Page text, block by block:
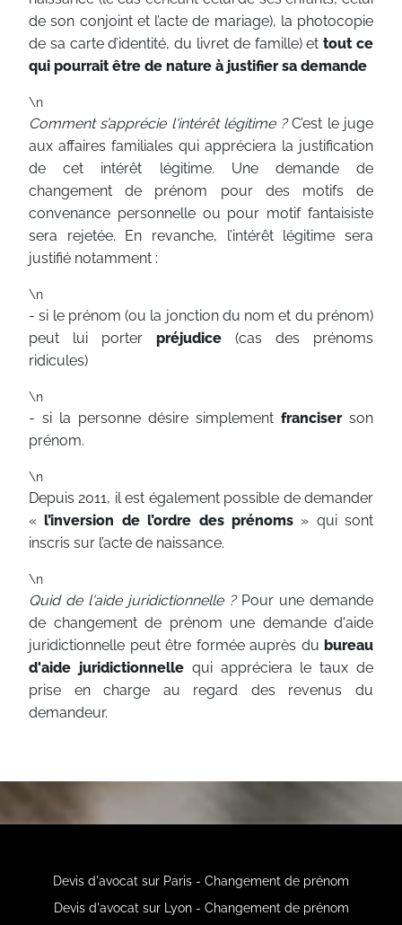
de son conjoint et l’acte de mariage), la photocopie
de sa carte d’identité, du livret de famille) ettout ce
qui pourrait être de nature à justifier sa demande
\n
Comment s’apprécie l'intérêt légitime ?C’est le juge
aux affaires familiales qui appréciera la justification
de cet intérêt légitime. Une demande de
changement de prénom pour des motifs de
convenance personnelle ou pour motif fantaisiste
sera rejetée. En revanche, l’intérêt légitime sera
justifié notamment :
\n
- si le prénom (ou la jonction du nom et du prénom)
peut lui porter préjudice (cas des prénoms
ridicules)
\n
- si la personne désire simplement franciserson
prénom.
\n
Depuis 2011, il est également possible de demander
«l’inversion de l’ordre des prénoms» qui sont
inscris sur l’acte de naissance.
\n
Quid de l'aide juridictionnelle ?Pour une demande
de changement de prénom une demande d'aide
juridictionnelle peut être formée auprès du bureau
d'aide juridictionnellequi appréciera le taux de
prise en charge au regard des revenus du
demandeur.
Devis d'avocat sur Paris - Changement de prénom
Devis d'avocat sur Lyon - Changement de prénom